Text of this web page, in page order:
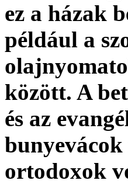
ez a házak
például a
között. A
és az
ortodoxok